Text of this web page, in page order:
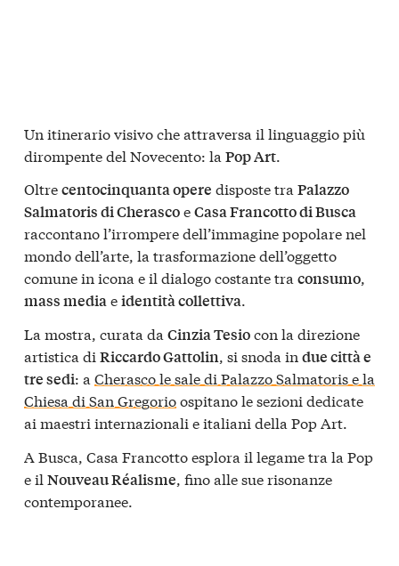
Un itinerario visivo che attraversa il linguaggio più
dirompente del Novecento: la Pop Art.
Oltrecentocinquanta opere disposte tra Palazzo
Salmatoris di CherascoeCasa Francotto di Busca
raccontano l’irrompere dell’immagine popolare nel
mondo dell’arte, la trasformazione dell’oggetto
comune in icona e il dialogo costante tra consumo,
mass mediaeidentità collettiva.
La mostra, curata da Cinzia Tesiocon la direzione
artistica di Riccardo Gattolin, si snoda in due città e
tre sedi: a Cherasco le sale di Palazzo Salmatoris e la
Chiesa di San Gregorioospitano le sezioni dedicate
ai maestri internazionali e italiani della Pop Art.
A Busca, Casa Francotto esplora il legame tra la Pop
e il Nouveau Réalisme, fino alle sue risonanze
contemporanee.